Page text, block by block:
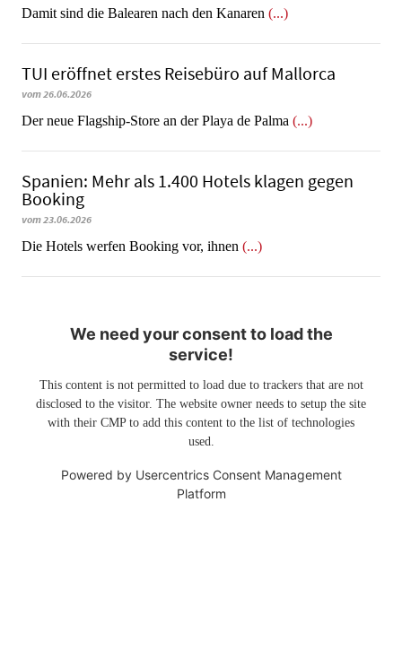
​​​​​​​Damit sind die Balearen nach den Kanaren (...)
TUI eröffnet erstes Reisebüro auf Mallorca
vom 26.06.2026
Der neue Flagship-Store an der Playa de Palma (...)
Spanien: Mehr als 1.400 Hotels klagen gegen
Booking
vom 23.06.2026
​​​​​​​Die Hotels werfen Booking vor, ihnen (...)
We need your consent to load the
service!
This content is not permitted to load due to trackers that are not
disclosed to the visitor. The website owner needs to setup the site
with their CMP to add this content to the list of technologies
used.
Powered by Usercentrics Consent Management
Platform